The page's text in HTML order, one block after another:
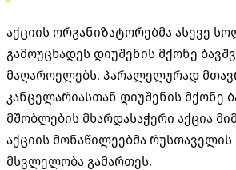
აქციის ორგანიზატორებმა ასევე
გამოუცხადეს დიუშენის მქონე
მაღაროელებს. პარალელურად
კანცელარიასთან დიუშენის მქონე
მშობლების მხარდასაჭერი აქცია
აქციის მონაწილეებმა
მსვლელობა გამართეს.